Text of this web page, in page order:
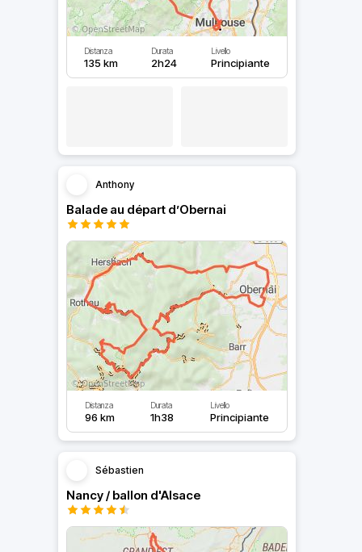
Distanza
135 km
Durata
2h24
Livello
Principiante
Anthony
Balade au départ d’Obernai
Distanza
96 km
Durata
1h38
Livello
Principiante
Sébastien
Nancy / ballon d'Alsace